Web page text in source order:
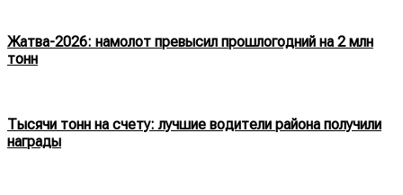
Жатва-2026: намолот превысил прошлогодний на 2 млн
тонн
Тысячи тонн на счету: лучшие водители района получили
награды